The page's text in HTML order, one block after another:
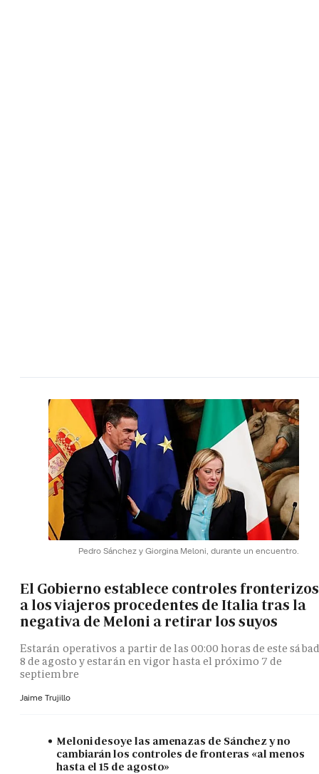
Pedro Sánchez y Giorgina Meloni, durante un encuentro.
El Gobierno establece controles fronterizos
a los viajeros procedentes de Italia tras la
negativa de Meloni a retirar los suyos
Estarán operativos a partir de las 00:00 horas de este
8 de agosto y estarán en vigor hasta el próximo 7 de
septiembre
Jaime Trujillo
Meloni desoye las amenazas de Sánchez y no
cambiarán los controles de fronteras «al menos
hasta el 15 de agosto»